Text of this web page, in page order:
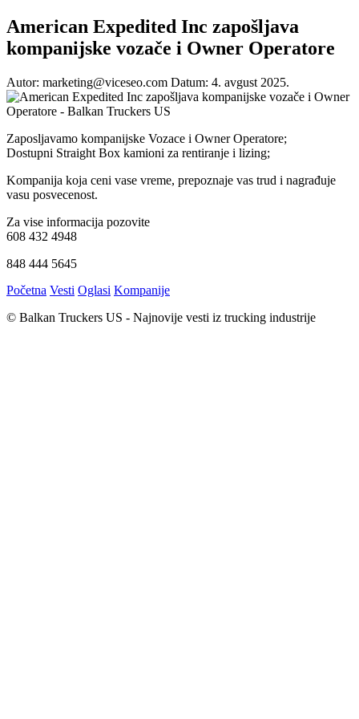
American Expedited Inc zapošljava
kompanijske vozače i Owner Operatore
Autor: marketing@viceseo.com Datum: 4. avgust 2025.
Zaposljavamo kompanijske Vozace i Owner Operatore;
Dostupni Straight Box kamioni za rentiranje i lizing;
Kompanija koja ceni vase vreme, prepoznaje vas trud i nagrađuje
vasu posvecenost.
Za vise informacija pozovite
608 432 4948
848 444 5645
Početna Vesti Oglasi Kompanije
© Balkan Truckers US - Najnovije vesti iz trucking industrije